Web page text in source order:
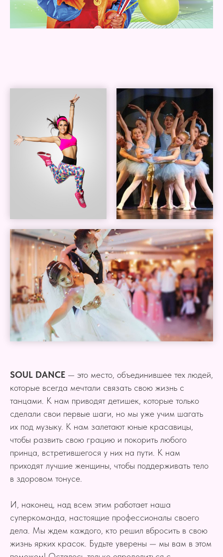
SOUL DANCE — это место, объединившее тех людей,
которые всегда мечтали связать свою жизнь с
танцами. К нам приводят детишек, которые только
сделали свои первые шаги, но мы уже учим шагать
их под музыку. К нам залетают юные красавицы,
чтобы развить свою грацию и покорить любого
принца, встретившегося у них на пути. К нам
приходят лучшие женщины, чтобы поддерживать тело
в здоровом тонусе.
И, наконец, над всем этим работает наша
суперкоманда, настоящие профессионалы своего
дела. Мы ждем каждого, кто решил вбросить в свою
жизнь ярких красок. Будьте уверены — мы вам в этом